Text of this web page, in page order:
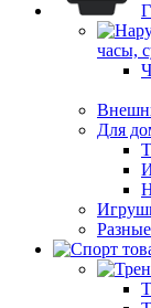
часы,
Для